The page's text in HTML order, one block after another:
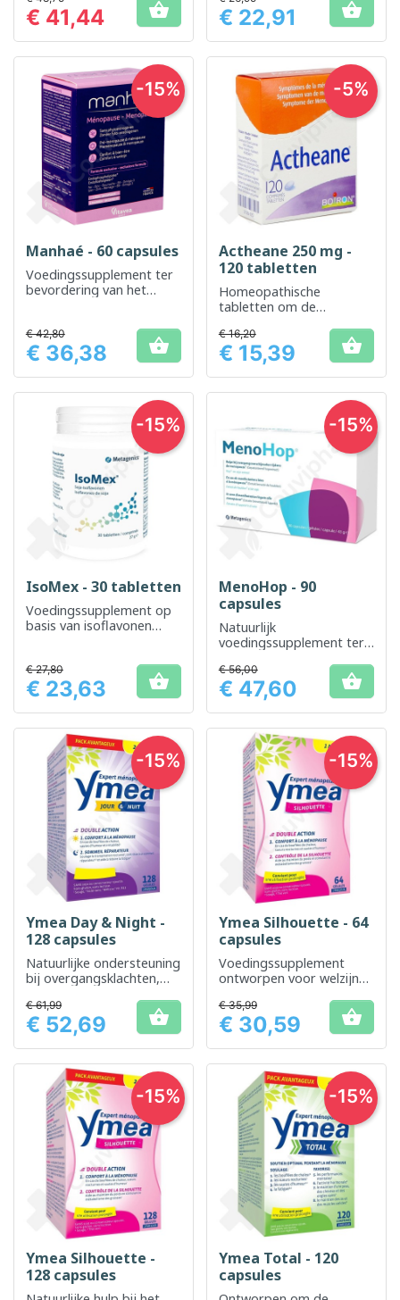
Prijs
€ 41,44  Prijs
€ 22,91 
Manhaé - 60 capsules
Voedingssupplement ter
bevordering van het
Prijs
€ 42,80
€ 36,38 
-15%
Actheane 250 mg -
120 tabletten
Homeopathische
tabletten om de
menopauze te
verminderen
Prijs
€ 16,20
€ 15,39 
-5%
IsoMex - 30 tabletten
Voedingssupplement op
basis van isoflavonen
Prijs
€ 27,80
€ 23,63 
-15%
MenoHop - 90
capsules
Natuurlijk
voedingssupplement ter
hormonale gezondheid
van vrouwen
Prijs
€ 56,00
€ 47,60 
-15%
Ymea Day & Night -
128 capsules
Natuurlijke ondersteuning
bij overgangsklachten,
Prijs
€ 61,99
€ 52,69 
-15%
Ymea Silhouette - 64
capsules
Voedingssupplement
ontworpen voor welzijn
het behoud van uw figuur
Prijs
€ 35,99
€ 30,59 
-15%
Ymea Silhouette -
128 capsules
-15%
Ymea Total - 120
capsules
-15%